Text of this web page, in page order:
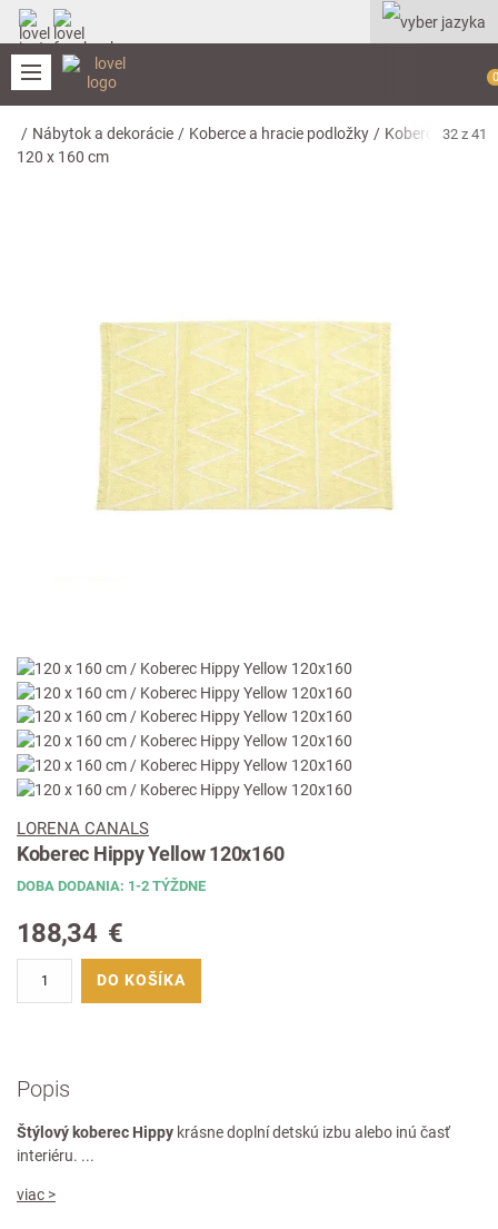
0
/ Nábytok a dekorácie / Koberce a hracie podložky / Koberce
/
120 x 160 cm
32 z 41
LORENA CANALS
Koberec Hippy Yellow 120x160
DOBA DODANIA: 1-2 TÝŽDNE
188,34 €
DO KOŠÍKA
Popis
Štýlový koberec Hippy krásne doplní detskú izbu alebo inú časť
interiéru. ...
viac >